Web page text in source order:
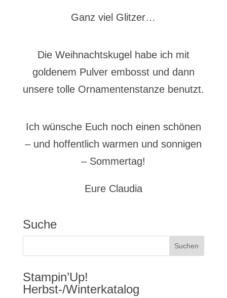
Ganz viel Glitzer…
Die Weihnachtskugel habe ich mit
goldenem Pulver embosst und dann
unsere tolle Ornamentenstanze benutzt.
Ich wünsche Euch noch einen schönen
– und hoffentlich warmen und sonnigen
– Sommertag!
Eure Claudia
Suche
Stampin’Up!
Herbst-/Winterkatalog